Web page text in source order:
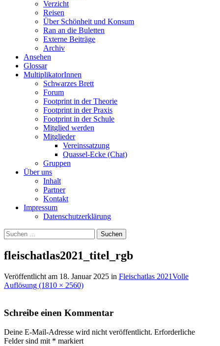
Verzicht
Reisen
Über Schönheit und Konsum
Ran an die Buletten
Externe Beiträge
Archiv
Ansehen
Glossar
MultiplikatorInnen
Schwarzes Brett
Forum
Footprint in der Theorie
Footprint in der Praxis
Footprint in der Schule
Mitglied werden
Mitglieder
Vereinssatzung
Quassel-Ecke (Chat)
Gruppen
Über uns
Inhalt
Partner
Kontakt
Impressum
Datenschutzerklärung
Suchen
nach:
fleischatlas2021_titel_rgb
Veröffentlicht am 18. Januar 2025 in Fleischatlas 2021Volle
Auflösung (1810 × 2560)
Schreibe einen Kommentar
Deine E-Mail-Adresse wird nicht veröffentlicht. Erforderliche
Felder sind mit * markiert